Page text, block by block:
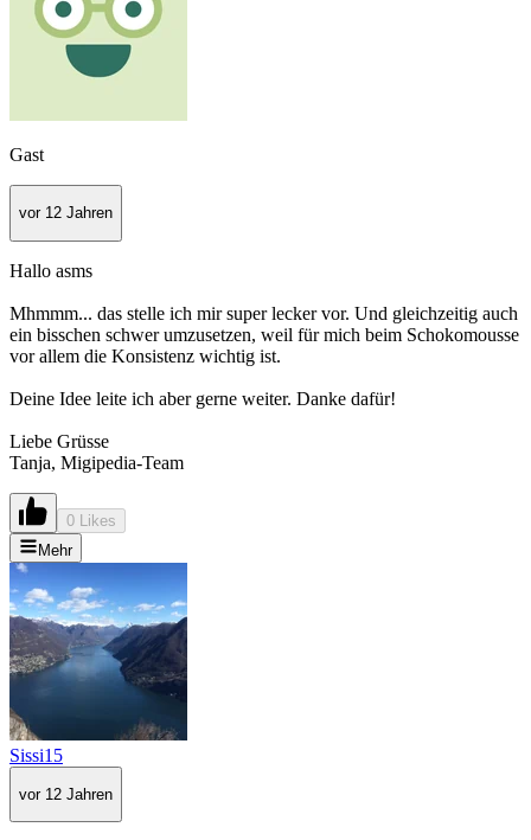
Gast
vor 12 Jahren
Hallo asms
Mhmmm... das stelle ich mir super lecker vor. Und gleichzeitig auch
ein bisschen schwer umzusetzen, weil für mich beim Schokomousse
vor allem die Konsistenz wichtig ist.
Deine Idee leite ich aber gerne weiter. Danke dafür!
Liebe Grüsse
Tanja, Migipedia-Team
0 Likes
Mehr
Sissi15
vor 12 Jahren